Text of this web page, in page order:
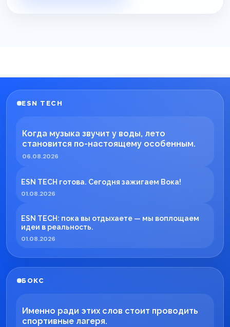
ESN TECH
Когда музыка звучит у воды, лето
становится по-настоящему особенным.
06.08.2026
ESN TECH готова. Сегодня зажигаем Вока!
01.08.2026
ESN TECH: пока вы отдыхаете — мы воплощаем
идеи в реальность.
01.08.2026
БОКС
Именно ради этих слов стоит проводить
спортивные лагеря.